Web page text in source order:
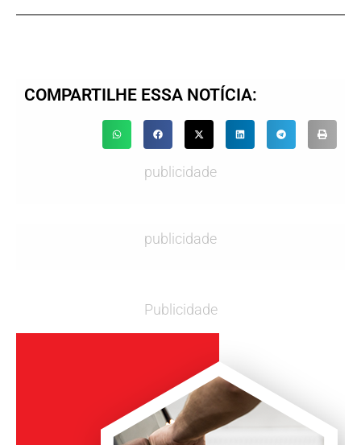
COMPARTILHE ESSA NOTÍCIA:
publicidade
publicidade
Publicidade